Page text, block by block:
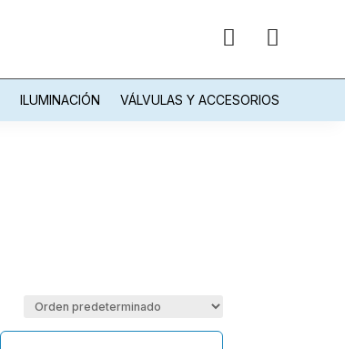
 
ILUMINACIÓN VÁLVULAS Y ACCESORIOS